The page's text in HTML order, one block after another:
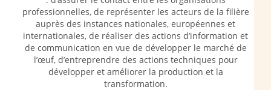
professionnelles, de représenter les acteurs de la filière
auprès des instances nationales, européennes et
internationales, de réaliser des actions d’information et
de communication en vue de développer le marché de
l’œuf, d’entreprendre des actions techniques pour
développer et améliorer la production et la
transformation.